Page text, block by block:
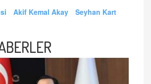
Akif Kemal Akay
Seyhan Kart